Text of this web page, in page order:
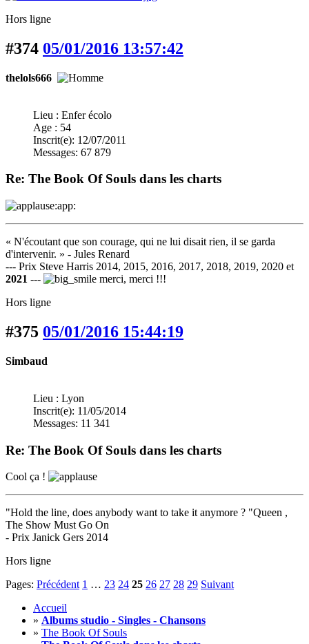
Hors ligne
#374 05/01/2016 13:57:42
thelols666
Lieu : Enfer écolo
Age : 54
Inscrit(e): 12/07/2011
Messages: 67 879
Re: The Book Of Souls dans les charts
:app:
« N'écoutant que son courage, qui ne lui disait rien, il se garda
d'intervenir. » - Jules Renard
--- Prix Steve Harris 2014, 2015, 2016, 2017, 2018, 2019, 2020 et
2021 ---
merci, merci !!!
Hors ligne
#375 05/01/2016 15:44:19
Simbaud
Lieu : Lyon
Inscrit(e): 11/05/2014
Messages: 11 341
Re: The Book Of Souls dans les charts
Cool ça !
"Hold the line, does anybody want to take it anymore ? "Queen ,
The Show Must Go On
- Prix Janick Gers 2014
Hors ligne
Pages: Précédent 1 … 23 24 25 26 27 28 29 Suivant
Accueil
» Albums studio - Singles - Chansons
» The Book Of Souls